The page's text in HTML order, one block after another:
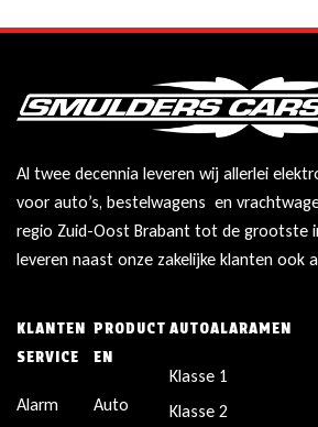
Al twee decennia leveren wij allerlei
voor auto’s, bestelwagens en
regio Zuid-Oost Brabant tot de grootste
leveren naast onze zakelijke klanten ook
KLANTEN
SERVICE
Alarm
PRODUCT
EN
Auto
AUTOALARAMEN
Klasse 1
Klasse 2